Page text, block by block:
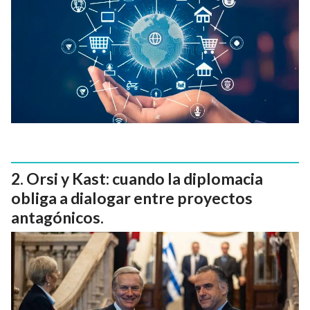
Orsi y Kast: cuando la diplomacia
obliga a dialogar entre proyectos
antagónicos.